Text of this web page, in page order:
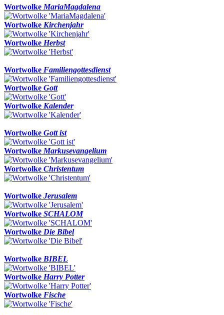
Wortwolke MariaMagdalena
Wortwolke Kirchenjahr
Wortwolke Herbst
Wortwolke Familiengottesdienst
Wortwolke Gott
Wortwolke Kalender
Wortwolke Gott ist
Wortwolke Markusevangelium
Wortwolke Christentum
Wortwolke Jerusalem
Wortwolke SCHALOM
Wortwolke Die Bibel
Wortwolke BIBEL
Wortwolke Harry Potter
Wortwolke Fische